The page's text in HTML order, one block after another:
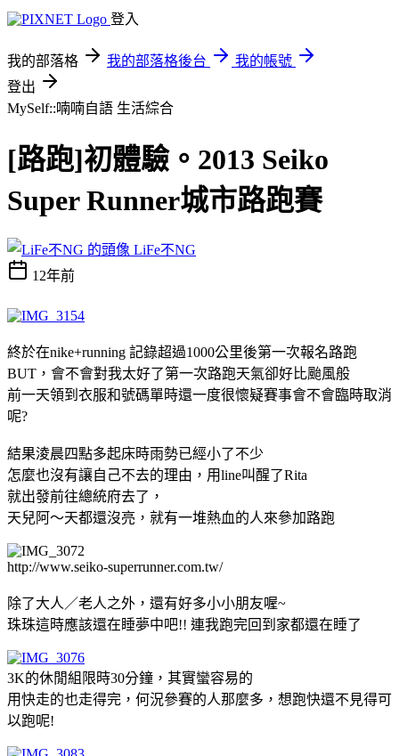
登入
我的部落格 我的部落格後台
我的帳號
登出
MySelf::喃喃自語 生活綜合
[路跑]初體驗。2013 Seiko
Super Runner城市路跑賽
LiFe不NG
12年前
終於在nike+running 記錄超過1000公里後第一次報名路跑
BUT，會不會對我太好了第一次路跑天氣卻好比颱風般
前一天領到衣服和號碼單時還一度很懷疑賽事會不會臨時取消
呢?
結果淩晨四點多起床時雨勢已經小了不少
怎麼也沒有讓自己不去的理由，用line叫醒了Rita
就出發前往總統府去了，
天兒阿～天都還沒亮，就有一堆熱血的人來參加路跑
http://www.seiko-superrunner.com.tw/
除了大人／老人之外，還有好多小小朋友喔~
珠珠這時應該還在睡夢中吧!! 連我跑完回到家都還在睡了
3K的休閒組限時30分鐘，其實蠻容易的
用快走的也走得完，何況參賽的人那麼多，想跑快還不見得可
以跑呢!